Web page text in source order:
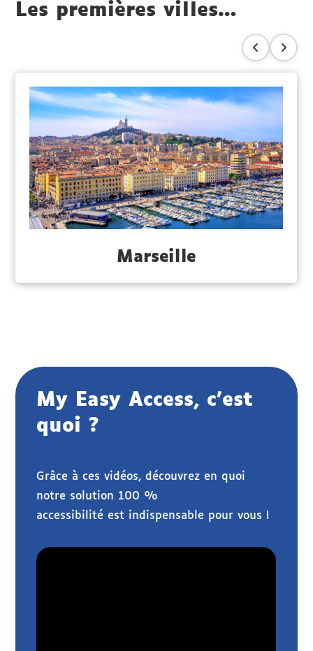
Les premières villes…
Marseille
My Easy Access, c’est
quoi ?
Grâce à ces vidéos, découvrez en quoi
notre solution 100 %
accessibilité est indispensable pour vous !